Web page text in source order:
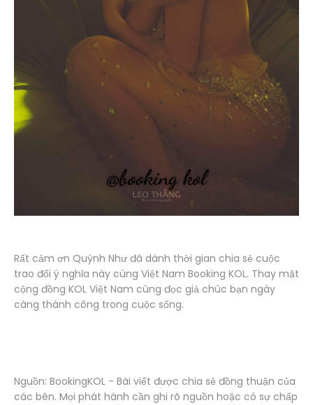
Rất cảm ơn Quỳnh Như đã dành thời gian chia sẻ cuộc
trao đổi ý nghĩa này cùng Việt Nam Booking KOL. Thay mặt
cộng đồng KOL Việt Nam cùng đọc giả chúc bạn ngày
càng thành công trong cuộc sống.
Nguồn: BookingKOL - Bài viết được chia sẻ đồng thuận của
các bên. Mọi phát hành cần ghi rõ nguồn hoặc có sự chấp